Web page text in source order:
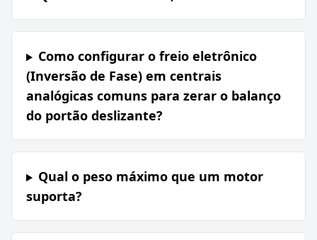
Como configurar o freio eletrônico
(Inversão de Fase) em centrais
analógicas comuns para zerar o balanço
do portão deslizante?
Qual o peso máximo que um motor
suporta?